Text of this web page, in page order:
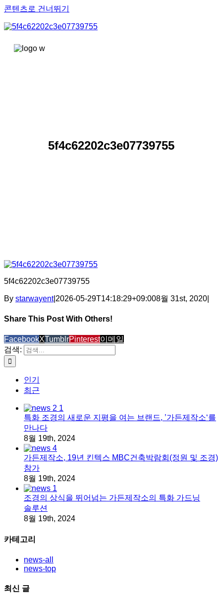
콘텐츠로 건너뛰기
5f4c62202c3e07739755
5f4c62202c3e07739755
By starwayent| 2026-05-29T14:18:29+09:008월 31st, 2020
Share This Post With Others!
FacebookXTumblrPinterest이메일
검색:
인기
최근
특화 조경의 새로운 지평을 여는 브랜드, ’가든제작소‘를
만나다
8월 19th, 2024
가든제작소, 19년 킨텍스 MBC건축박람회(정원 및 조경)
참가
8월 19th, 2024
조경의 상식을 뛰어넘는 가든제작소의 특화 가드닝
솔루션
8월 19th, 2024
카테고리
news-all
news-top
최신 글